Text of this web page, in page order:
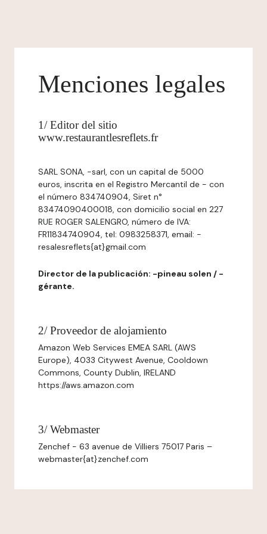
Menciones legales
1/ Editor del sitio
www.restaurantlesreflets.fr
SARL SONA, -sarl, con un capital de 5000
euros, inscrita en el Registro Mercantil de - con
el número 834740904, Siret n°
83474090400018, con domicilio social en 227
RUE ROGER SALENGRO, número de IVA:
FR11834740904, tel: 0983258371, email: -
resalesreflets{at}gmail.com
Director de la publicación: -pineau solen / -
gérante.
2/ Proveedor de alojamiento
Amazon Web Services EMEA SARL (AWS
Europe), 4033 Citywest Avenue, Cooldown
Commons, County Dublin, IRELAND
https://aws.amazon.com
3/ Webmaster
Zenchef - 63 avenue de Villiers 75017 Paris –
webmaster{at}zenchef.com